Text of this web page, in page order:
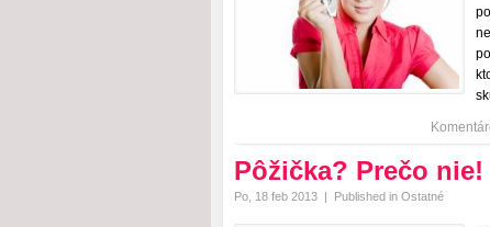
Pôžička? Prečo nie!
Po, 18 feb 2013 | Published in Ostatné